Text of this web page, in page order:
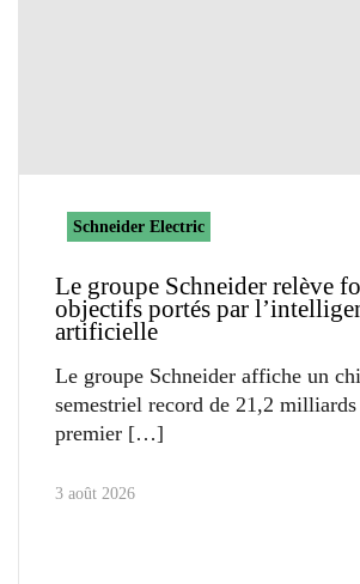
Schneider Electric
Le groupe Schneider relève
objectifs portés par
artificielle
Le groupe Schneider affiche un
semestriel record de 21,2 milliards
premier
3 août 2026